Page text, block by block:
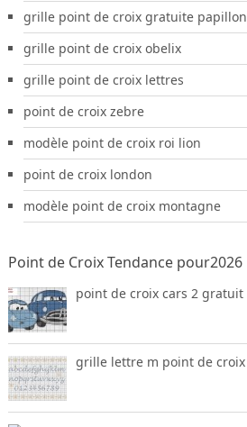
grille point de croix gratuite papillon
grille point de croix obelix
grille point de croix lettres
point de croix zebre
modèle point de croix roi lion
point de croix london
modèle point de croix montagne
Point de Croix Tendance pour2026
point de croix cars 2 gratuit
grille lettre m point de croix